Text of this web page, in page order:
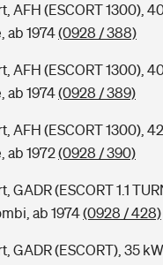
AFH (ESCORT 1300),
ab 1974(0928 / 388)
AFH (ESCORT 1300),
ab 1974(0928 / 389)
AFH (ESCORT 1300),
ab 1972(0928 / 390)
GADR (ESCORT 1.1
ab 1974(0928 / 428)
GADR (ESCORT), 35